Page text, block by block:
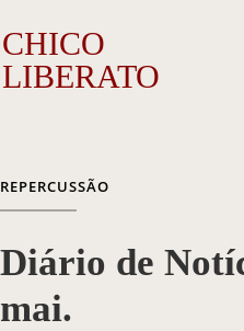
CHICO
LIBERATO
A Obra
Outros Feitos
REPERCUSSÃO
Diário de
mai.